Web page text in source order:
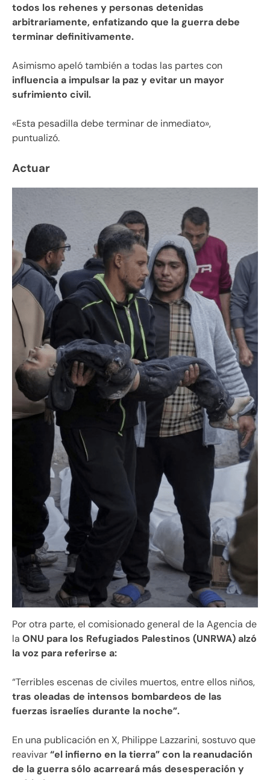
todos los rehenes y personas detenidas
arbitrariamente, enfatizando que la guerra debe
terminar definitivamente.
Asimismo apeló también a todas las partes con
influencia a impulsar la paz y evitar un mayor
sufrimiento civil.
«Esta pesadilla debe terminar de inmediato»,
puntualizó.
Actuar
Por otra parte, el comisionado general de la Agencia de
la ONU para los Refugiados Palestinos (UNRWA) alzó
la voz para referirse a:
“Terribles escenas de civiles muertos, entre ellos niños,
tras oleadas de intensos bombardeos de las
fuerzas israelíes durante la noche”.
En una publicación en X, Philippe Lazzarini, sostuvo que
reavivar“el infierno en la tierra” con la reanudación
de la guerra sólo acarreará más desesperación y